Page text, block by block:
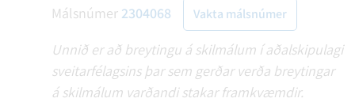
Málsnúmer 2304068 Vakta málsnúmer
Unnið er að breytingu á skilmálum í aðalskipulagi
sveitarfélagsins þar sem gerðar verða breytingar
á skilmálum varðandi stakar framkvæmdir.